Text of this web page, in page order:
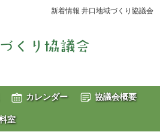
新着情報 井口地域づくり協議会
カレンダー 協議会概要
室